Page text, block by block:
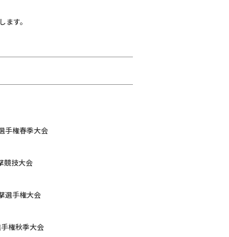
す。
手権春季大会
競技大会
選手権大会
権秋季大会